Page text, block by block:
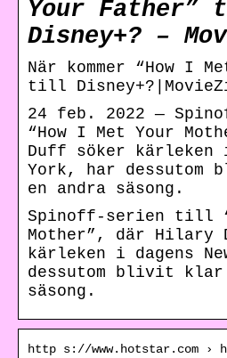
Your
Disney+? –
När kommer “How I
till
24 feb. 2022 —
“How I Met Your
Duff söker kärleken i
York, har
en andra säsong.
Spinoff-serien till
Mother”, där Hilary
kärleken i dagens
dessutom blivit
säsong.
http s://www.hotstar.com ›